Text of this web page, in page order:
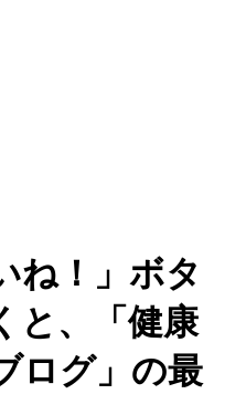
ね！」ボタ
と、「健康
ログ」の最